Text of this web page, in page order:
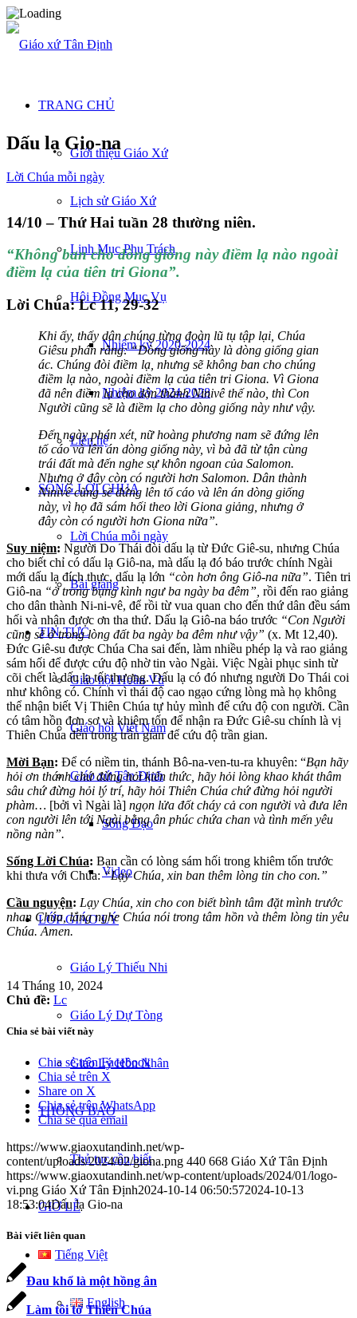
TRANG CHỦ
Giới thiệu Giáo Xứ
Lịch sử Giáo Xứ
Linh Mục Phụ Trách
Hội Đồng Mục Vụ
Nhiệm kỳ 2020-2024
Nhiệm kỳ 2024-2028
Liên hệ
SỐNG LỜI CHÚA
Lời Chúa mỗi ngày
Bài giảng
TIN TỨC
Giáo hội Hoàn Vũ
Giáo hội Việt Nam
Giáo xứ Tân Định
Sống Đạo
Video
LỚP GIÁO LÝ
Giáo Lý Thiếu Nhi
Giáo Lý Dự Tòng
Giáo Lý Hôn Nhân
THÔNG BÁO
Thủ tục cần biết
GIỜ LỄ
Tiếng Việt
English
Dấu lạ Gio-na
Lời Chúa mỗi ngày
14/10 – Thứ Hai tuần 28 thường niên.
“Không ban cho dòng giống này điềm lạ nào ngoài
điềm lạ của tiên tri Giona”.
Lời Chúa: Lc 11, 29-32
Khi ấy, thấy dân chúng từng đoàn lũ tụ tập lại, Chúa
Giêsu phán rằng: “Dòng giống này là dòng giống gian
ác. Chúng đòi điềm lạ, nhưng sẽ không ban cho chúng
điềm lạ nào, ngoài điềm lạ của tiên tri Giona. Vì Giona
đã nên điềm lạ cho dân thành Ninivê thế nào, thì Con
Người cũng sẽ là điềm lạ cho dòng giống này như vậy.
Đến ngày phán xét, nữ hoàng phương nam sẽ đứng lên
tố cáo và lên án dòng giống này, vì bà đã từ tận cùng
trái đất mà đến nghe sự khôn ngoan của Salomon.
Nhưng ở đây còn có người hơn Salomon. Dân thành
Ninivê cũng sẽ đứng lên tố cáo và lên án dòng giống
này, vì họ đã sám hối theo lời Giona giảng, nhưng ở
đây còn có người hơn Giona nữa”.
Suy niệm: Người Do Thái đòi dấu lạ từ Đức Giê-su, nhưng Chúa
cho biết chỉ có dấu lạ Giô-na, mà dấu lạ đó báo trước chính Ngài
mới dấu lạ đích thực, dấu lạ lớn “còn hơn ông Giô-na nữa”. Tiên tri
Giô-na “ở trong bụng kình ngư ba ngày ba đêm”, rồi đến rao giảng
cho dân thành Ni-ni-vê, để rồi từ vua quan cho đến thứ dân đều sám
hối và nhận được ơn tha thứ. Dấu lạ Giô-na báo trước “Con Người
cũng sẽ ở trong lòng đất ba ngày ba đêm như vậy” (x. Mt 12,40).
Đức Giê-su được Chúa Cha sai đến, làm nhiều phép lạ và rao giảng
sám hối để được cứu độ nhờ tin vào Ngài. Việc Ngài phục sinh từ
cõi chết là dấu lạ tối thượng. Dấu lạ có đó nhưng người Do Thái coi
như không có. Chính vì thái độ cao ngạo cứng lòng mà họ không
thể nhận biết Vị Thiên Chúa tự hủy mình để cứu độ con người. Cần
có tâm hồn đơn sơ và khiêm tốn để nhận ra Đức Giê-su chính là vị
Thiên Chúa đến trong trần gian để cứu độ trần gian.
Mời Bạn: Để có niềm tin, thánh Bô-na-ven-tu-ra khuyên: “Bạn hãy
hỏi ơn thánh chứ đừng hỏi kiến thức, hãy hỏi lòng khao khát thâm
sâu chứ đừng hỏi lý trí, hãy hỏi Thiên Chúa chứ đừng hỏi người
phàm… [bởi vì Ngài là] ngọn lửa đốt cháy cả con người và đưa lên
con người lên tới Ngài bằng ân phúc chứa chan và tình mến yêu
nồng nàn”.
Sống Lời Chúa: Bạn cần có lòng sám hối trong khiêm tốn trước
khi thưa với Chúa:“Lạy Chúa, xin ban thêm lòng tin cho con.”
Cầu nguyện: Lạy Chúa, xin cho con biết bình tâm đặt mình trước
nhan Chúa, lắng nghe Chúa nói trong tâm hồn và thêm lòng tin yêu
Chúa. Amen.
14 Tháng 10, 2024
Chủ đề: Lc
Chia sẻ bài viết này
Chia sẻ trên Facebook
Chia sẻ trên X
Share on X
Chia sẻ trên WhatsApp
Chia sẻ qua email
https://www.giaoxutandinh.net/wp-
content/uploads/2024/02/giona.png 440 668 Giáo Xứ Tân Định
https://www.giaoxutandinh.net/wp-content/uploads/2024/01/logo-
vi.png Giáo Xứ Tân Định2024-10-14 06:50:572024-10-13
18:53:04Dấu lạ Gio-na
Bài viết liên quan
Ðau khổ là một hồng ân
Làm tôi tớ Thiên Chúa